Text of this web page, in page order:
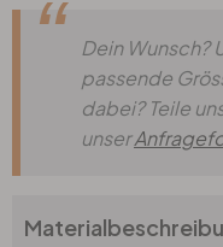
Dein Wunsch?
passende
dabei? Teile
unser